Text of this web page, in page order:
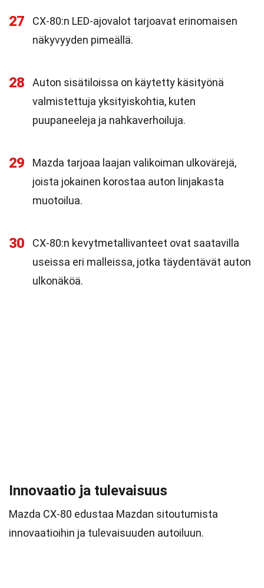
27
CX-80:n LED-ajovalot tarjoavat erinomaisen
näkyvyyden pimeällä.
28
Auton sisätiloissa on käytetty käsityönä
valmistettuja yksityiskohtia, kuten
puupaneeleja ja nahkaverhoiluja.
29
Mazda tarjoaa laajan valikoiman ulkovärejä,
joista jokainen korostaa auton linjakasta
muotoilua.
30
CX-80:n kevytmetallivanteet ovat saatavilla
useissa eri malleissa, jotka täydentävät auton
ulkonäköä.
Innovaatio ja tulevaisuus
Mazda CX-80 edustaa Mazdan sitoutumista
innovaatioihin ja tulevaisuuden autoiluun.